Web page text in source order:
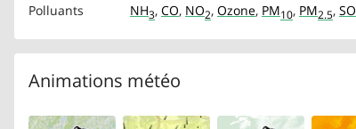
Polluants
NH3, CO, NO2, Ozone, PM10, PM2.5, SO
Animations météo